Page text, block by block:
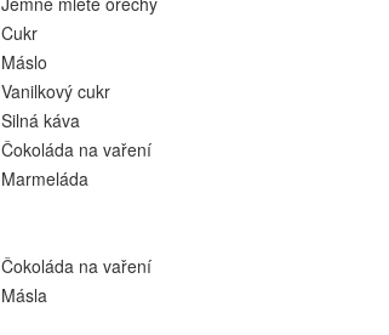
Cukr
Máslo
Vanilkový cukr
Silná káva
Čokoláda na vaření
Marmeláda
Čokoláda na vaření
Másla